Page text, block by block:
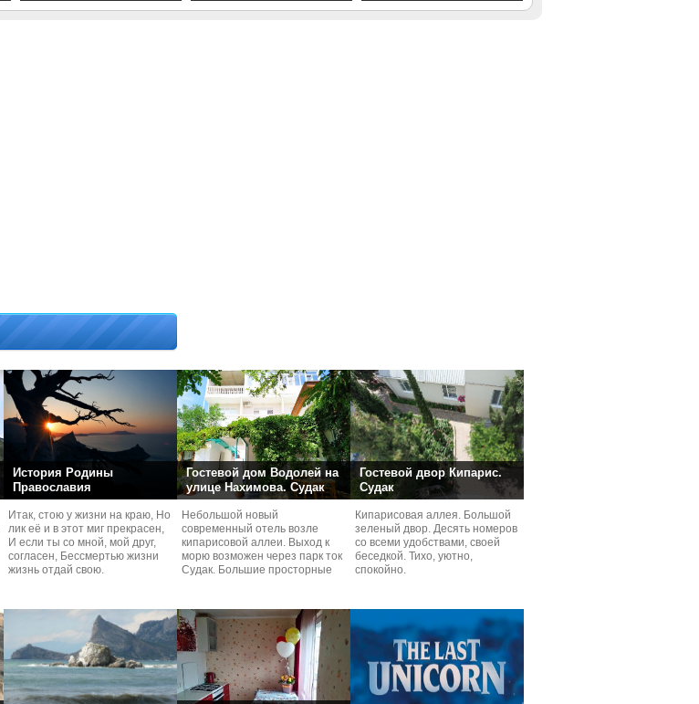
История Родины
Православия
Итак, стою у жизни на краю, Но
лик её и в этот миг прекрасен,
И если ты со мной, мой друг,
согласен, Бессмертью жизни
жизнь отдай свою.
Гостевой дом Водолей на
улице Нахимова. Судак
Небольшой новый
современный отель возле
кипарисовой аллеи. Выход к
морю возможен через парк ток
Судaк. Большие просторные
Гостевой двор Кипарис.
Судак
Кипарисовая аллея. Большой
зеленый двор. Десять номеров
со всеми удобствами, своей
беседкой. Тихо, уютно,
спокойно.